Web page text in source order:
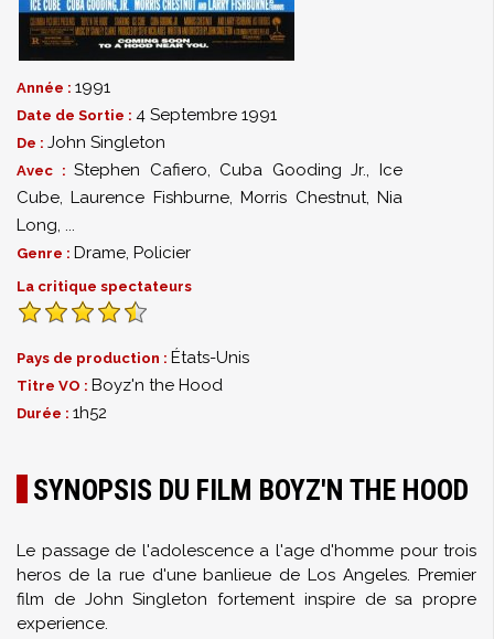
Année : 1991
Date de Sortie : 4 Septembre 1991
De : John Singleton
Avec :Stephen Cafiero, Cuba Gooding Jr.,Ice
Cube,Laurence Fishburne,Morris Chestnut,Nia
Long, ...
Genre : Drame, Policier
La critique spectateurs
Pays de production : États-Unis
Titre VO : Boyz'n the Hood
Durée : 1h52
SYNOPSIS DU FILM BOYZ'N THE HOOD
Le passage de l'adolescence a l'age d'homme pour trois
heros de la rue d'une banlieue de Los Angeles. Premier
film de John Singleton fortement inspire de sa propre
experience.